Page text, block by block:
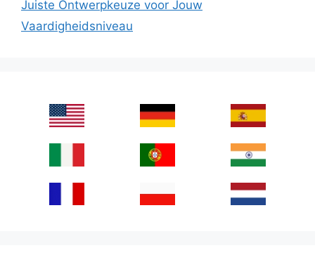
Juiste Ontwerpkeuze voor Jouw
Vaardigheidsniveau